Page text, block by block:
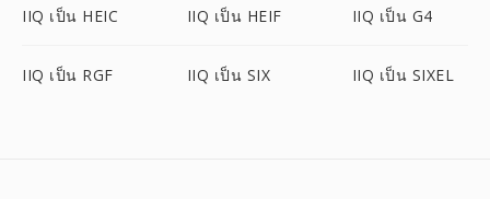
IIQ เป็น HEIC IIQ เป็น HEIF IIQ เป็น G4
IIQ เป็น RGF IIQ เป็น SIX IIQ เป็น SIXEL